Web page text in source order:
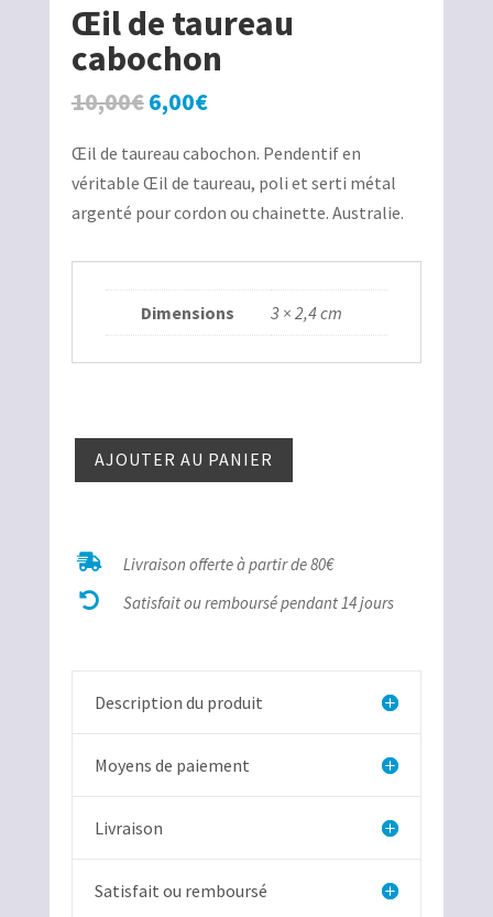
Œil de taureau
cabochon
10,00€Le
initial
était :
10,00€.
6,00€Le
actuel
est :
6,00€.
Œil de taureau cabochon. Pendentif en
véritable Œil de taureau, poli et serti métal
argenté pour cordon ou chainette. Australie.
Dimensions 3 × 2,4 cm
quantité
cabochon
AJOUTER AU PANIER
 Livraison offerte à partir de 80€
 Satisfait ou remboursé pendant 14 jours
Description du produit
Moyens de paiement
Livraison
Satisfait ou remboursé